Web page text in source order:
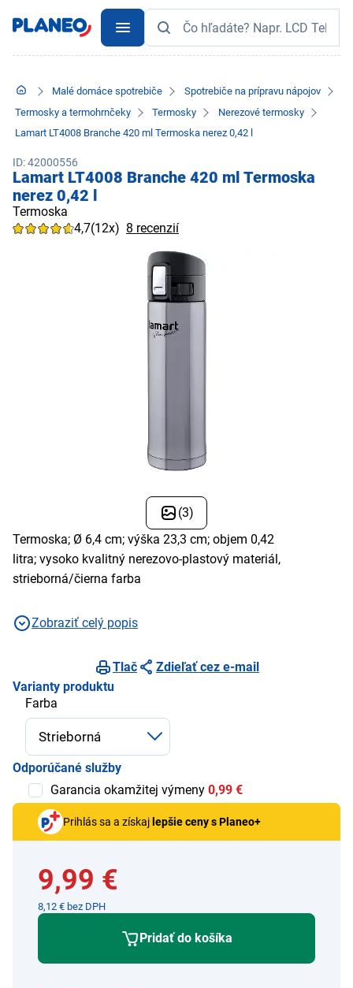
Malé domáce spotrebiče
Spotrebiče na prípravu nápojov
Termosky a termohrnčeky
Termosky
Nerezové termosky
Lamart LT4008 Branche 420 ml Termoska nerez 0,42 l
ID: 42000556
Lamart LT4008 Branche 420 ml Termoska
nerez 0,42 l
Termoska
4,7(12x) 8 recenzií
(3)
Termoska; Ø 6,4 cm; výška 23,3 cm; objem 0,42
litra; vysoko kvalitný nerezovo-plastový materiál,
strieborná/čierna farba
Zobraziť celý popis
Tlač
Zdieľať cez e-mail
Varianty produktu
Farba
Odporúčané služby
Garancia okamžitej výmeny 0,99 €
Prihlás sa a získaj lepšie ceny s Planeo+
9,99 €
8,12 € bez DPH
Pridať do košíka